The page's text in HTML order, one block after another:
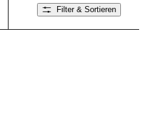
Filter & Sortieren